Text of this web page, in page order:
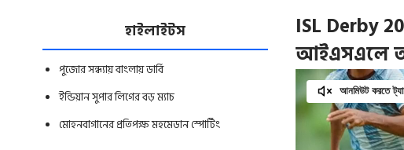
হাইলাইটস
পুজোর সন্ধ্যায় বাংলায় ডার্বি
ইন্ডিয়ান সুপার লিগের বড় ম্যাচ
মোহনবাগানের প্রতিপক্ষ মহমেডান স্পোর্টিং
ISL Derby
আইএসএলে
আনমিউট করতে